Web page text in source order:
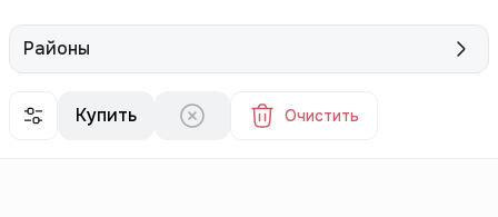
Районы
Купить Очистить